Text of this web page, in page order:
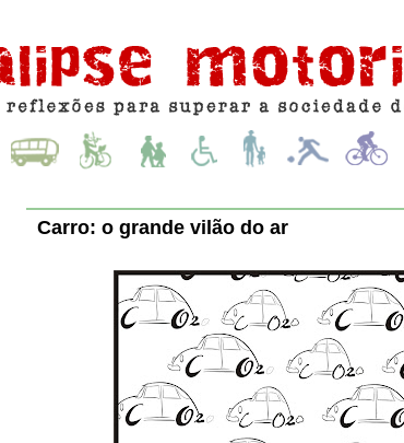
Carro: o grande vilão do ar